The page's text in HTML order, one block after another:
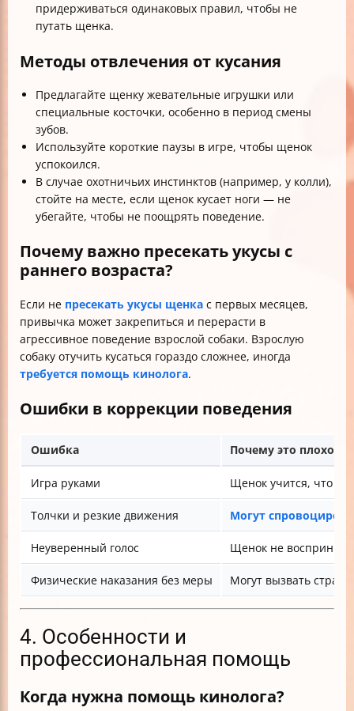
придерживаться одинаковых правил, чтобы не
путать щенка.
Методы отвлечения от кусания
Предлагайте щенку жевательные игрушки или
специальные косточки, особенно в период смены
зубов.
Используйте короткие паузы в игре, чтобы щенок
успокоился.
В случае охотничьих инстинктов (например, у колли),
стойте на месте, если щенок кусает ноги — не
убегайте, чтобы не поощрять поведение.
Почему важно пресекать укусы с
раннего возраста?
Если не пресекать укусы щенка с первых месяцев,
привычка может закрепиться и перерасти в
агрессивное поведение взрослой собаки. Взрослую
собаку отучить кусаться гораздо сложнее, иногда
требуется помощь кинолога.
Ошибки в коррекции поведения
Ошибка Почему это плохо
Игра руками Щенок учится, что
Толчки и резкие движения Могут
Неуверенный голос Щенок не
Физические наказания без меры Могут вызвать страх
4. Особенности и
профессиональная помощь
Когда нужна помощь кинолога?